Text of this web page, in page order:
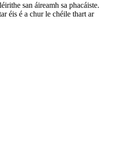
san áireamh sa phacáiste.
éis é a chur le chéile thart ar